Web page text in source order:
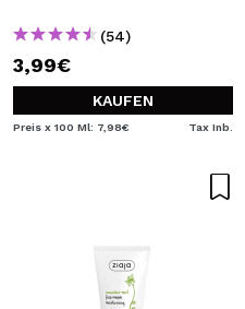
(54)
3,99€
KAUFEN
Preis x 100 Ml: 7,98€ Tax Inb.